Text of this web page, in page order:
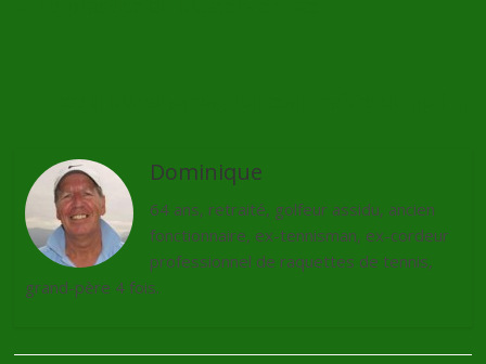
Dominique
64 ans, retraité, golfeur assidu, ancien
fonctionnaire, ex-tennisman, ex-cordeur
professionnel de raquettes de tennis,
grand-père 4 fois.